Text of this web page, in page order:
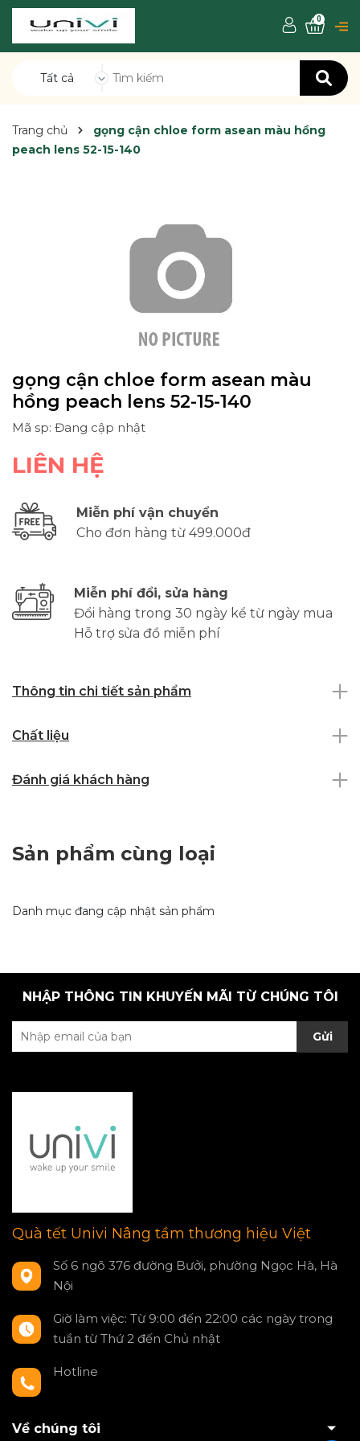
Tất cả
0
Trang chủ
gọng cận chloe form asean màu hồng
peach lens 52-15-140
gọng cận chloe form asean màu
hồng peach lens 52-15-140
Mã sp: Đang cập nhật
LIÊN HỆ
Miễn phí vận chuyển
Cho đơn hàng từ 499.000đ
Miễn phí đổi, sửa hàng
Đổi hàng trong 30 ngày kể từ ngày mua
Hỗ trợ sửa đồ miễn phí
Thông tin chi tiết sản phẩm
Chất liệu
Đánh giá khách hàng
Sản phẩm cùng loại
Danh mục đang cập nhật sản phẩm
NHẬP THÔNG TIN KHUYẾN MÃI TỪ CHÚNG TÔI
Gửi
Quà tết Univi Nâng tầm thương hiệu Việt
Số 6 ngõ 376 đường Bưởi, phường Ngọc Hà, Hà
Nội
Giờ làm việc: Từ 9:00 đến 22:00 các ngày trong
tuần từ Thứ 2 đến Chủ nhật
Hotline
Về chúng tôi